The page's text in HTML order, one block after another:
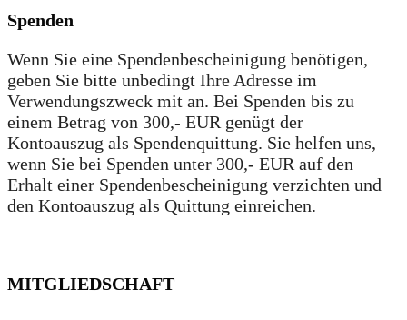
Spenden
Wenn Sie eine Spendenbescheinigung benötigen,
geben Sie bitte unbedingt Ihre Adresse im
Verwendungszweck mit an. Bei Spenden bis zu
einem Betrag von 300,- EUR genügt der
Kontoauszug als Spendenquittung. Sie helfen uns,
wenn Sie bei Spenden unter 300,- EUR auf den
Erhalt einer Spendenbescheinigung verzichten und
den Kontoauszug als Quittung einreichen.
MITGLIEDSCHAFT